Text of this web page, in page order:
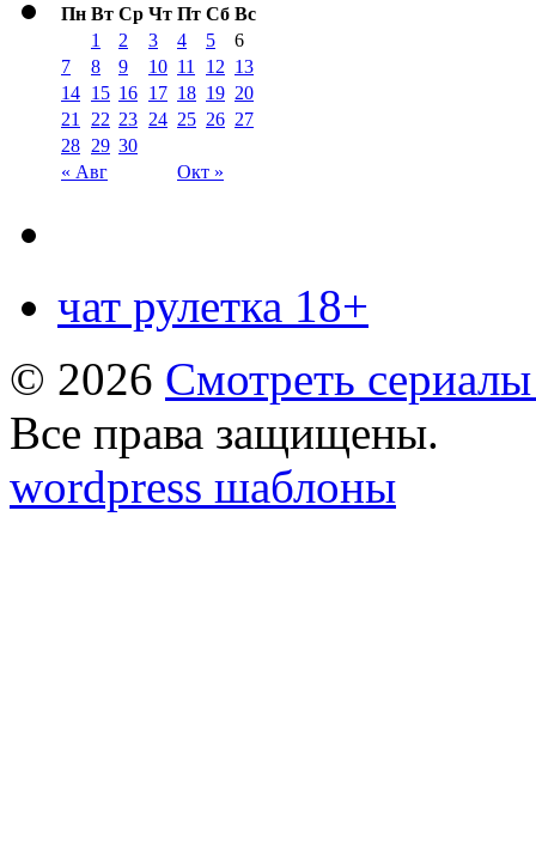
Пн Вт Ср Чт Пт Сб Вс
« Авг Окт »
1 2 3 4 5
6
7
8 9 10 11 12 13
14 15 16 17 18 19 20
21
22 23 24 25 26 27
28 29 30
чат рулетка 18+
© 2026 Смотреть
Все права защищены.
wordpress шаблоны